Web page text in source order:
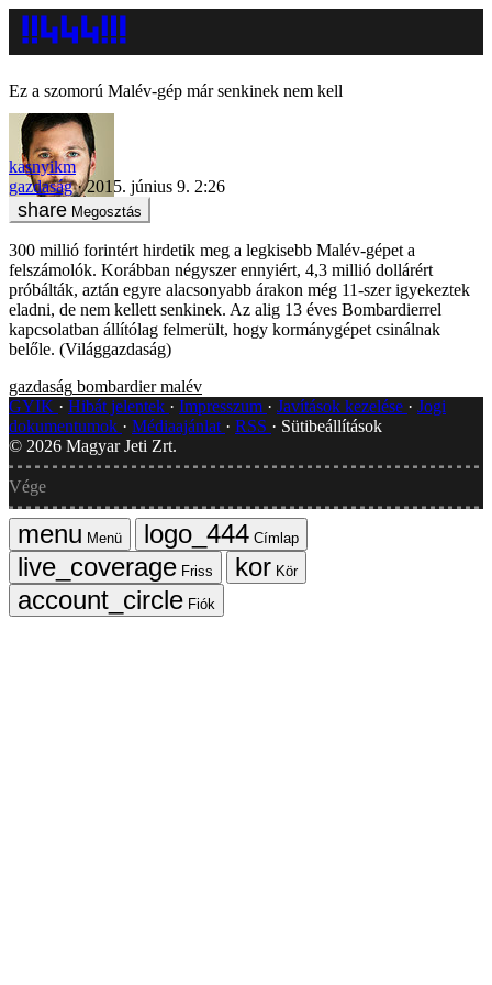
Ez a szomorú Malév-gép már senkinek nem kell
kasnyikm
gazdaság
2015. június 9. 2:26
Megosztás
300 millió forintért hirdetik meg a legkisebb Malév-gépet a
felszámolók. Korábban négyszer ennyiért, 4,3 millió dollárért
próbálták, aztán egyre alacsonyabb árakon még 11-szer igyekeztek
eladni, de nem kellett senkinek. Az alig 13 éves Bombardierrel
kapcsolatban állítólag felmerült, hogy kormánygépet csinálnak
belőle. (Világgazdaság)
gazdaság bombardier malév
GYIK
Hibát jelentek Impresszum Javítások kezelése
Jogi
dokumentumok
Médiaajánlat RSS
Sütibeállítások
© 2026 Magyar Jeti Zrt.
Vége
Menü
Címlap
Friss
Kör
Fiók